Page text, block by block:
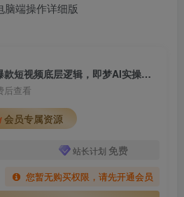
脑端操作详细版
【2026.07.05】掌握AI爆款短视频底层逻辑，即梦AI实操教学带你快速产出优质内容
后查看
会员专属资源
站长计划 免费
您暂无购买权限，请先开通会员